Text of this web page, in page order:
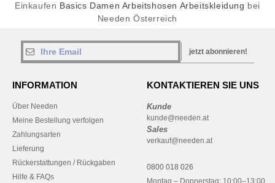
Einkaufen Basics Damen Arbeitshosen Arbeitskleidung bei
Needen Österreich
jetzt abonnieren!
INFORMATION
Über Needen
Meine Bestellung verfolgen
Zahlungsarten
Lieferung
Rückerstattungen / Rückgaben
Hilfe & FAQs
KONTAKTIEREN SIE UNS
Kunde
kunde@needen.at
Sales
verkauf@needen.at
0800 018 026
Montag – Donnerstag: 10:00–13:00